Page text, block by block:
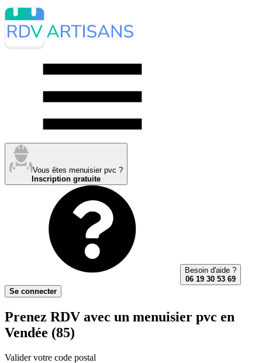
Vous êtes menuisier pvc ?
Inscription gratuite
Besoin d'aide ?
06 19 30 53 69
Se connecter
Prenez RDV avec un menuisier pvc en
Vendée (85)
Valider votre code postal